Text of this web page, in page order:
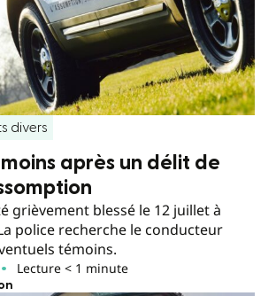
divers
après un délit de
grièvement blessé le 12 juillet à
police recherche le conducteur
témoins.
Lecture < 1 minute